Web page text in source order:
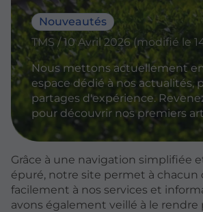
Nouveautés
TMS / 10 Avril 2026 (modifié le
Nous mettons actuellement
espace dédié à nos actualités,
partages d'expérience.
pour découvrir nos premiers
Grâce à une navigation simplifiée
épuré, notre site permet à chacun
facilement à nos services et
avons également veillé à le rendre